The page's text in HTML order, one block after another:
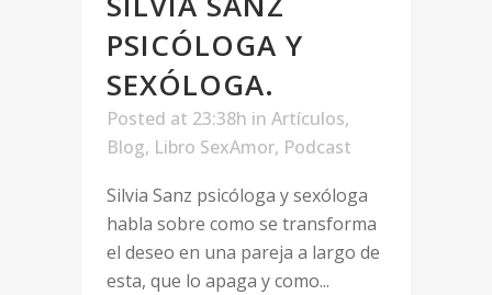
PSICÓLOGA Y
SEXÓLOGA.
Posted at 23:38h in Artículos,
Blog, Libro SexAmor, Podcast
Silvia Sanz psicóloga y sexóloga
habla sobre como se transforma
el deseo en una pareja a largo de
esta, que lo apaga y como...